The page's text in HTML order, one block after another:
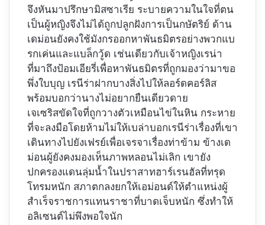
จึงหันมาปรึกษามิสซาเรีย ระบายความในใจที่ตน
เป็นผู้หญิงจึงไม่ได้ถูกปลูกฝังการเป็นกษัตริย์ ด้าน
เดม่อนยังคงใช้มังกรออกหาพันธมิตรอย่างพวกแบ
รกเค่นและแบล็กวู้ด เช่นเดียวกับเจ้าหญิงเรน่า
ที่มาถึงป้อมเอียรี่เพื่อหาพันธมิตรที่ถูกมองว่ามาขอ
พึ่งใบบุญ เรนีร่าฝากบางสิ่งไปให้ลอร์ดคอร์ลิส
พร้อมบอกว่านางไม่อยากยืนเดียวดาย
เจเซริสขัดใจที่ถูกวางตัวเหมือนไข่ในหิน กระหาย
ที่จะลงมือโดยห้ามไม่ให้เบล่าบอกเรนีร่าเรื่องที่เขา
เดินทางไปยังเฟรย์เพื่อเจรจาเรื่องท่าข้าม ข้างเด
ม่อนผู้ยังคงมองเห็นภาพหลอนไม่เลิก เขายัง
ปกครองแดนลุ่มน้ำในปราสาทฮาร์เรนฮัลที่ทรุด
โทรมหนัก สภาตกลงยกให้เอม่อนด์ให้ตำแหน่งผู้
สำเร็จราชการแทนราชาที่บาดเจ็บหนัก ซึ่งทำให้
อลิเซนต์ไม่พึงพอใจนัก